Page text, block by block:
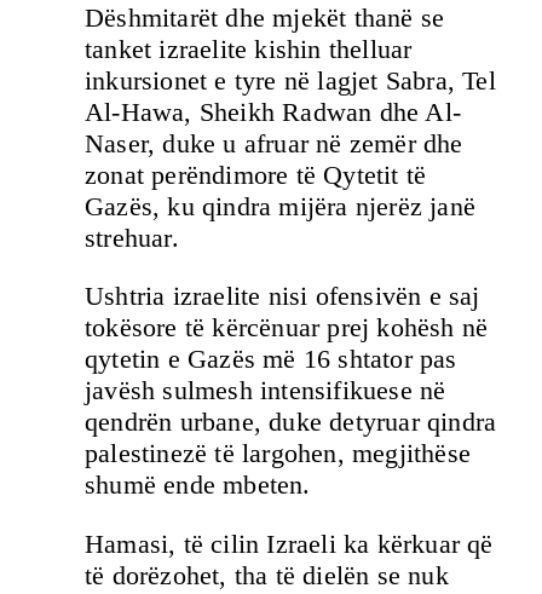
Dëshmitarët dhe mjekët thanë se
tanket izraelite kishin thelluar
inkursionet e tyre në lagjet Sabra, Tel
Al-Hawa, Sheikh Radwan dhe Al-
Naser, duke u afruar në zemër dhe
zonat perëndimore të Qytetit të
Gazës, ku qindra mijëra njerëz janë
strehuar.
Ushtria izraelite nisi ofensivën e saj
tokësore të kërcënuar prej kohësh në
qytetin e Gazës më 16 shtator pas
javësh sulmesh intensifikuese në
qendrën urbane, duke detyruar qindra
palestinezë të largohen, megjithëse
shumë ende mbeten.
Hamasi, të cilin Izraeli ka kërkuar që
të dorëzohet, tha të dielën se nuk